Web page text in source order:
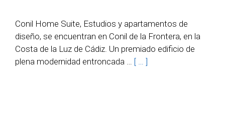
Conil Home Suite, Estudios y apartamentos de
diseño, se encuentran en Conil de la Frontera, en la
Costa de la Luz de Cádiz. Un premiado edificio de
plena modernidad entroncada … [ … ]